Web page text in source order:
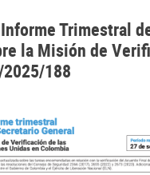
Trimestral
la Misión de
188